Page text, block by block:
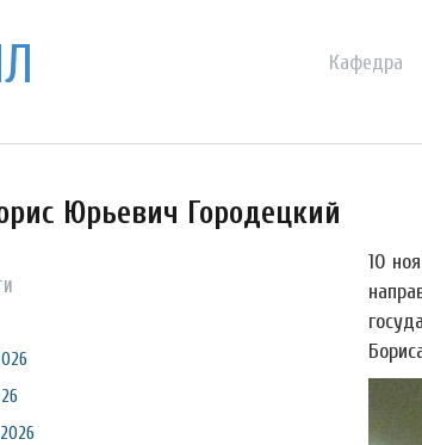
Кафедра
Юрьевич Городецкий
10